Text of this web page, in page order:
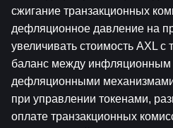
сжигание транзакционных
дефляционное давление на
увеличивать стоимость AXL
баланс между инфляционным
дефляционными
при управлении токенами,
оплате транзакционных